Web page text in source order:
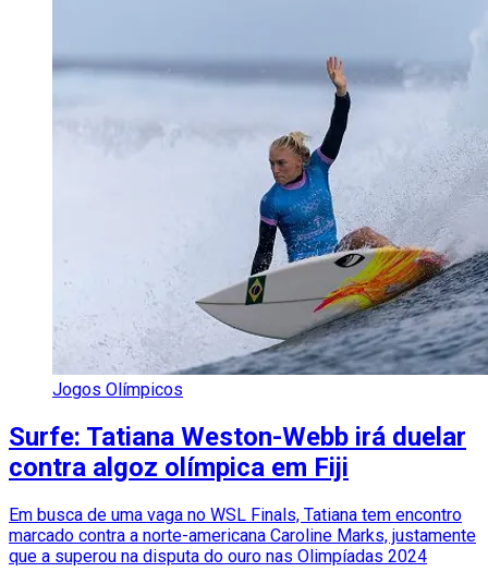
Jogos Olímpicos
Surfe: Tatiana Weston-Webb irá duelar
contra algoz olímpica em Fiji
Em busca de uma vaga no WSL Finals, Tatiana tem encontro
marcado contra a norte-americana Caroline Marks, justamente
que a superou na disputa do ouro nas Olimpíadas 2024